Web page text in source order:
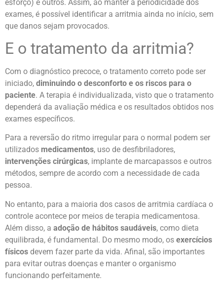
esforço) e outros. Assim, ao manter a periodicidade dos
exames, é possível identificar a arritmia ainda no início, sem
que danos sejam provocados.
E o tratamento da arritmia?
Com o diagnóstico precoce, o tratamento correto pode ser
iniciado, diminuindo o desconforto e os riscos para o
paciente. A terapia é individualizada, visto que o tratamento
dependerá da avaliação médica e os resultados obtidos nos
exames específicos.
Para a reversão do ritmo irregular para o normal podem ser
utilizados medicamentos, uso de desfibriladores,
intervenções cirúrgicas, implante de marcapassos e outros
métodos, sempre de acordo com a necessidade de cada
pessoa.
No entanto, para a maioria dos casos de arritmia cardíaca o
controle acontece por meios de terapia medicamentosa.
Além disso, a adoção de hábitos saudáveis, como dieta
equilibrada, é fundamental. Do mesmo modo, os exercícios
físicos devem fazer parte da vida. Afinal, são importantes
para evitar outras doenças e manter o organismo
funcionando perfeitamente.